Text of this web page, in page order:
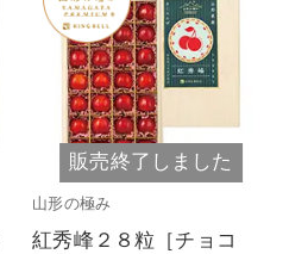
販売終了しました
山形の極み
紅秀峰２８粒［チョコ